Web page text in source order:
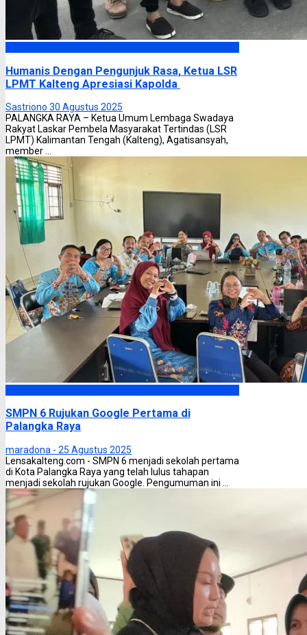
Humanis Dengan Pengunjuk Rasa, Ketua LSR
LPMT Kalteng Apresiasi Kapolda
Sastriono 30 Agustus 2025
PALANGKA RAYA – Ketua Umum Lembaga Swadaya
Rakyat Laskar Pembela Masyarakat Tertindas (LSR
LPMT) Kalimantan Tengah (Kalteng), Agatisansyah,
member ...
SMPN 6 Rujukan Google Pertama di
Palangka Raya
maradona - 25 Agustus 2025
Lensakalteng.com - SMPN 6 menjadi sekolah pertama
di Kota Palangka Raya yang telah lulus tahapan
menjadi sekolah rujukan Google. Pengumuman ini ...